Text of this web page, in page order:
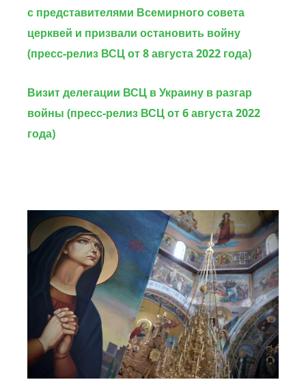
с представителями Всемирного совета
церквей и призвали остановить войну
(пресс-релиз ВСЦ от 8 августа 2022 года)
Визит делегации ВСЦ в Украину в разгар
войны (пресс-релиз ВСЦ от 6 августа 2022
года)
Image